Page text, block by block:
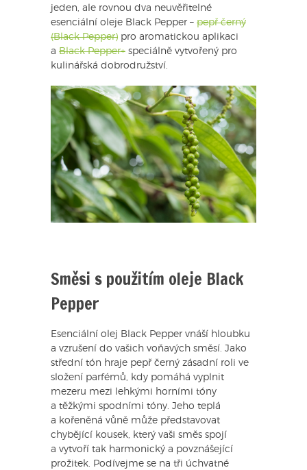
jeden, ale rovnou dva neuvěřitelné
esenciální oleje Black Pepper – pepř černý
(Black Pepper) pro aromatickou aplikaci
a Black Pepper+ speciálně vytvořený pro
kulinářská dobrodružství.
Směsi s použitím oleje Black
Pepper
Esenciální olej Black Pepper vnáší hloubku
a vzrušení do vašich voňavých směsí. Jako
střední tón hraje pepř černý zásadní roli ve
složení parfémů, kdy pomáhá vyplnit
mezeru mezi lehkými horními tóny
a těžkými spodními tóny. Jeho teplá
a kořeněná vůně může představovat
chybějící kousek, který vaši směs spojí
a vytvoří tak harmonický a povznášející
prožitek. Podívejme se na tři úchvatné